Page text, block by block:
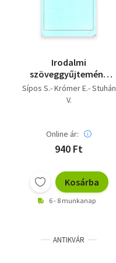
Irodalmi
szöveggyűjtemény
(szakmunkásképzők és
spec. szakisk.
Sípos S.- Krómer E.- Stuhán
V.
Online ár:
940 Ft
Kosárba
6 - 8 munkanap
ANTIKVÁR